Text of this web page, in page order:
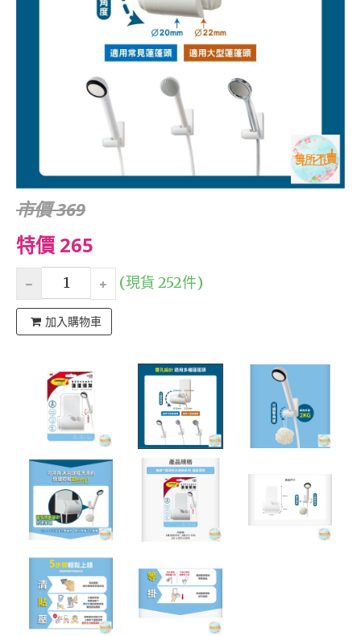
市價 369
特價 265
(現貨 252件)
加入購物車